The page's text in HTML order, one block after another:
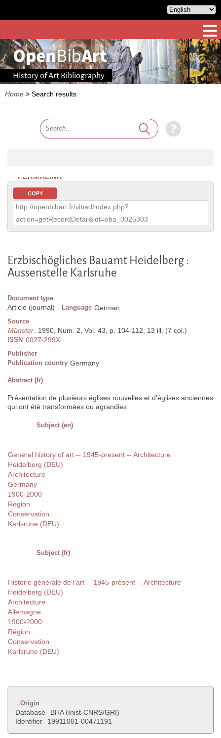
History of Art Bibliography
Home > Search results
PERMALINK
COPY
http://openbibart.fr/vibad/index.php?
action=getRecordDetail&idt=oba_0025303
Erzbischögliches Bauamt Heidelberg :
Aussenstelle Karlsruhe
Document type
Article (journal) Language German
Source
Münster. 1990, Num. 2, Vol. 43, p. 104-112, 13 ill. (7 col.)
ISSN 0027-299X
Publisher
Publication country Germany
Abstract (fr)
Présentation de plusieurs églises nouvelles et d'églises anciennes
qui ont été transformées ou agrandies
Subject (en)
General history of art -- 1945-present -- Architecture
Heidelberg (DEU)
Architecture
Germany
1900-2000
Region
Conservation
Karlsruhe (DEU)
Subject (fr)
Histoire générale de l'art -- 1945-présent -- Architecture
Heidelberg (DEU)
Architecture
Allemagne
1900-2000
Région
Conservation
Karlsruhe (DEU)
Origin
Database
BHA (Inist-CNRS/GRI)
Identifier
19911001-00471191